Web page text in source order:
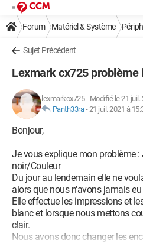
Forum Matériel & Système
Sujet Précédent
Lexmark cx725 problème
lexmarkcx725- Modifié le 21 juil.
Panth33ra-21 juil. 2021 à
Bonjour,
Je vous explique mon problème :
noir/Couleur
Du jour au lendemain elle ne
alors que nous n'avons jamais
Elle effectue les impressions et
blanc et lorsque nous mettons
clair.
Nous avons donc changer les